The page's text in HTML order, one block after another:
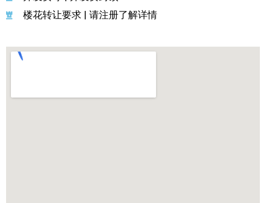
楼花转让要求 | 请注册了解详情